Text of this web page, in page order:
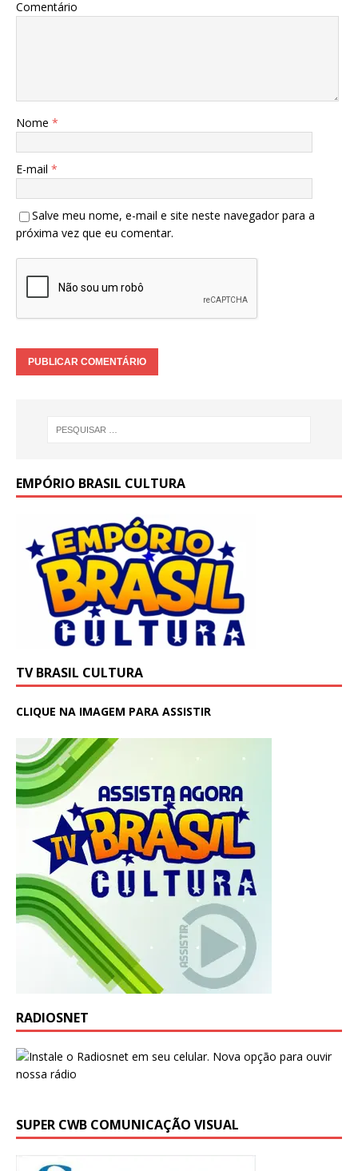
Comentário
Nome *
E-mail *
Salve meu nome, e-mail e site neste navegador para a
próxima vez que eu comentar.
EMPÓRIO BRASIL CULTURA
TV BRASIL CULTURA
CLIQUE NA IMAGEM PARA ASSISTIR
RADIOSNET
SUPER CWB COMUNICAÇÃO VISUAL